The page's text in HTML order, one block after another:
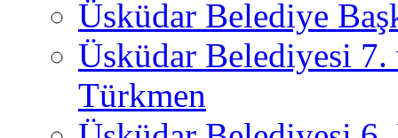
Üsküdar Belediye
Üsküdar Belediyesi
Türkmen